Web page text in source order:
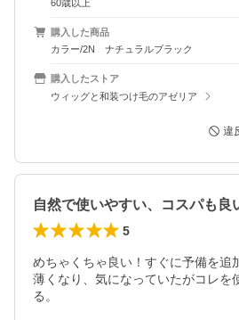
60歳以上
購入した商品
カラー/2N ナチュラルブラック
購入したストア
ウィッグと和装つけ毛のアゼリア
違
自然で使いやすい、コスパも良
5
めちゃくちゃ良い！すぐに予備を追
薄くなり、気になっていたがコレを
る。